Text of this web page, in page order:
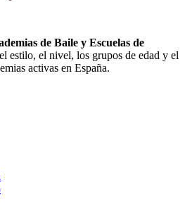
de Baile y Escuelas de
estilo, el nivel, los grupos de edad y el
activas en España.